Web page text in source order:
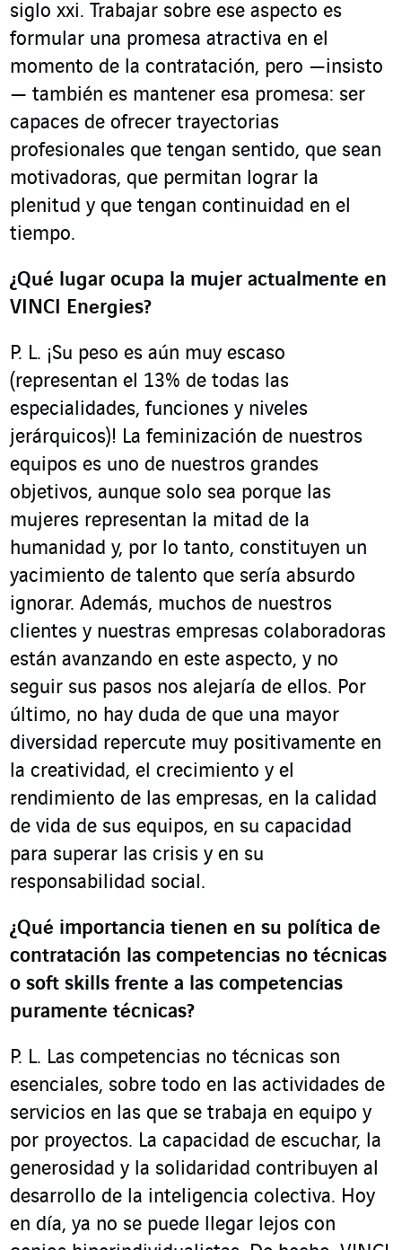
siglo xxi. Trabajar sobre ese aspecto es
formular una promesa atractiva en el
momento de la contratación, pero —insisto
— también es mantener esa promesa: ser
capaces de ofrecer trayectorias
profesionales que tengan sentido, que sean
motivadoras, que permitan lograr la
plenitud y que tengan continuidad en el
tiempo.
¿Qué lugar ocupa la mujer actualmente en
VINCI Energies?
P. L. ¡Su peso es aún muy escaso
(representan el 13% de todas las
especialidades, funciones y niveles
jerárquicos)! La feminización de nuestros
equipos es uno de nuestros grandes
objetivos, aunque solo sea porque las
mujeres representan la mitad de la
humanidad y, por lo tanto, constituyen un
yacimiento de talento que sería absurdo
ignorar. Además, muchos de nuestros
clientes y nuestras empresas colaboradoras
están avanzando en este aspecto, y no
seguir sus pasos nos alejaría de ellos. Por
último, no hay duda de que una mayor
diversidad repercute muy positivamente en
la creatividad, el crecimiento y el
rendimiento de las empresas, en la calidad
de vida de sus equipos, en su capacidad
para superar las crisis y en su
responsabilidad social.
¿Qué importancia tienen en su política de
contratación las competencias no técnicas
o soft skills frente a las competencias
puramente técnicas?
P. L. Las competencias no técnicas son
esenciales, sobre todo en las actividades de
servicios en las que se trabaja en equipo y
por proyectos. La capacidad de escuchar, la
generosidad y la solidaridad contribuyen al
desarrollo de la inteligencia colectiva. Hoy
en día, ya no se puede llegar lejos con